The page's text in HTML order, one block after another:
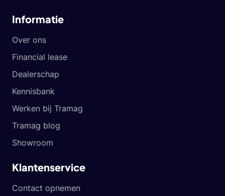
Informatie
Over ons
Financial lease
Dealerschap
Kennisbank
Werken bij Tramag
Tramag blog
Showroom
Klantenservice
Contact opnemen